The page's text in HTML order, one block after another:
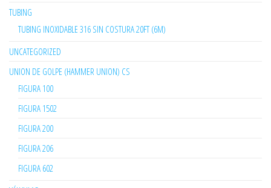
TUBING
TUBING INOXIDABLE 316 SIN COSTURA 20FT (6M)
UNCATEGORIZED
UNION DE GOLPE (HAMMER UNION) CS
FIGURA 100
FIGURA 1502
FIGURA 200
FIGURA 206
FIGURA 602